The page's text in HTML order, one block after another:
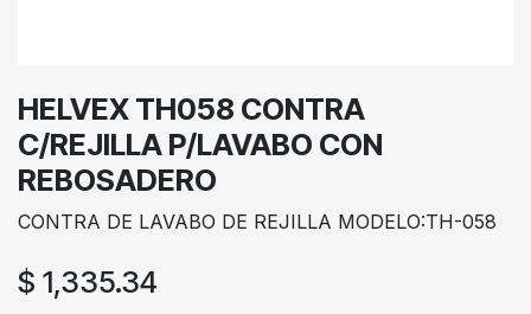
HELVEX TH058 CONTRA
C/REJILLA P/LAVABO CON
REBOSADERO
CONTRA DE LAVABO DE REJILLA MODELO:TH-058
$ 1,335.34